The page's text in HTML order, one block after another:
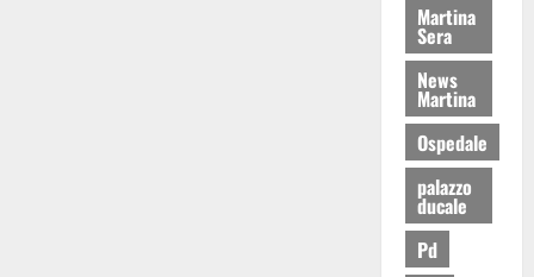
Martina
Sera
News
Martina
Ospedale
palazzo
ducale
Pd